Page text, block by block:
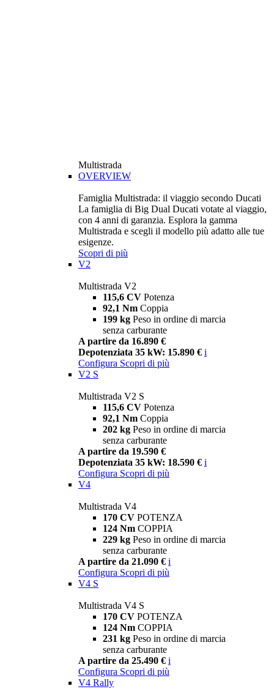
Multistrada
OVERVIEW
Famiglia Multistrada: il viaggio secondo Ducati
La famiglia di Big Dual Ducati votate al viaggio,
con 4 anni di garanzia. Esplora la gamma
Multistrada e scegli il modello più adatto alle tue
esigenze.
Scopri di più
V2
Multistrada V2
115,6 CV Potenza
92,1 Nm Coppia
199 kg Peso in ordine di marcia
senza carburante
A partire da 16.890 €
Depotenziata 35 kW: 15.890 € i
Configura Scopri di più
V2 S
Multistrada V2 S
115,6 CV Potenza
92,1 Nm Coppia
202 kg Peso in ordine di marcia
senza carburante
A partire da 19.590 €
Depotenziata 35 kW: 18.590 € i
Configura Scopri di più
V4
Multistrada V4
170 CV POTENZA
124 Nm COPPIA
229 kg Peso in ordine di marcia
senza carburante
A partire da 21.090 € i
Configura Scopri di più
V4 S
Multistrada V4 S
170 CV POTENZA
124 Nm COPPIA
231 kg Peso in ordine di marcia
senza carburante
A partire da 25.490 € i
Configura Scopri di più
V4 Rally